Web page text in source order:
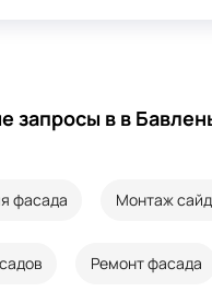
запросы в в
фасада Монтаж
Ремонт фасада